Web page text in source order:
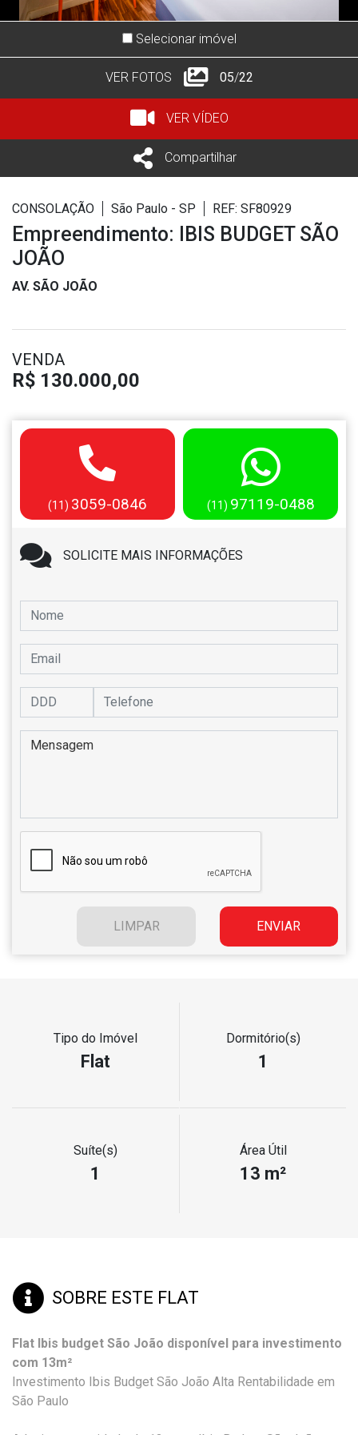
Selecionar imóvel
VER FOTOS 05/22
VER VÍDEO
Compartilhar
(11) 3059-0846 (11) 97119-0488
SOLICITE MAIS INFORMAÇÕES
CONSOLAÇÃO São Paulo - SP REF: SF80929
Empreendimento: IBIS BUDGET SÃO
JOÃO
AV. SÃO JOÃO
VENDA
R$ 130.000,00
Tipo do Imóvel
Flat
Dormitório(s)
1
Suíte(s)
1
Área Útil
13 m²
SOBRE ESTE FLAT
Flat Ibis budget São João disponível para investimento
com 13m²
Investimento Ibis Budget São João Alta Rentabilidade em
São Paulo